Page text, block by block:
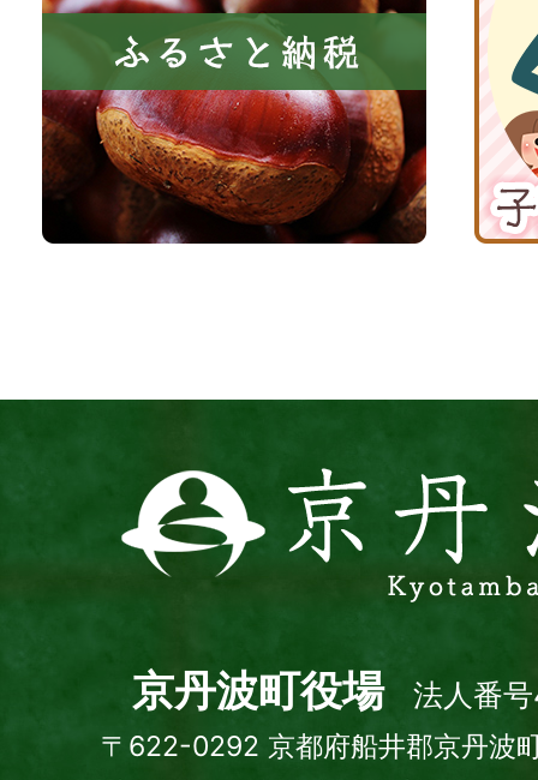
き
町
京
と
税
子
育
て
応
援
丹
波
town
京丹波町役場 法人番
〒622-0292 京都府船井郡京丹波